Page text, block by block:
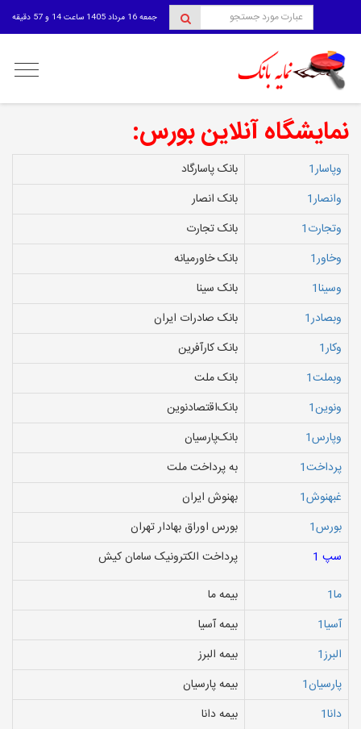
جمعه 16 مرداد 1405 ساعت 14 و 57 دقیقه
منوی
نمایشگاه آنلاین بورس:
وپاسار1
بانک پاسارگاد
وانصار1
بانک انصار
وتجارت1
بانک تجارت
وخاور1
بانک خاورمیانه
وسینا1
بانک سینا
وبصادر1
بانک صادرات ایران
وکار1
بانک‌ کارآفرین‌
وبملت1
بانک ملت
ونوین1
بانک‌اقتصادنوین‌
وپارس1
بانک‌پارسیان‌
پرداخت1
به پرداخت ملت
غبهنوش1
بهنوش‌ ایران‌
بورس1
بورس اوراق بهادار تهران
سپ 1
پرداخت الکترونیک سامان کیش
ما1
بیمه ما
آسیا1
بیمه آسیا
البرز1
بیمه البرز
پارسیان1
بیمه پارسیان
دانا1
بیمه دانا